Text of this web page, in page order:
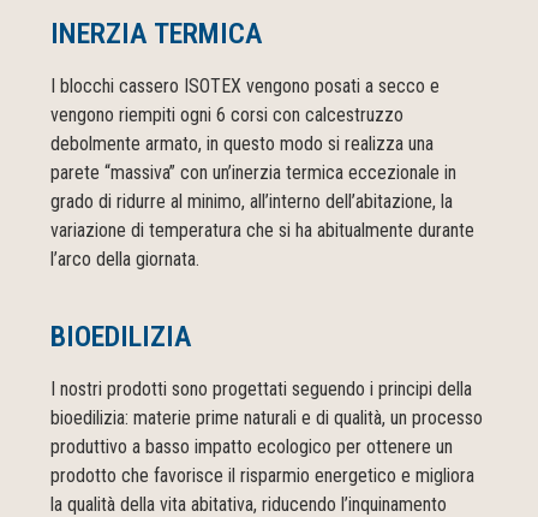
INERZIA TERMICA
I blocchi cassero ISOTEX vengono posati a secco e
vengono riempiti ogni 6 corsi con calcestruzzo
debolmente armato, in questo modo si realizza una
parete “massiva” con un’inerzia termica eccezionale in
grado di ridurre al minimo, all’interno dell’abitazione, la
variazione di temperatura che si ha abitualmente durante
l’arco della giornata.
BIOEDILIZIA
I nostri prodotti sono progettati seguendo i principi della
bioedilizia: materie prime naturali e di qualità, un processo
produttivo a basso impatto ecologico per ottenere un
prodotto che favorisce il risparmio energetico e migliora
la qualità della vita abitativa, riducendo l’inquinamento